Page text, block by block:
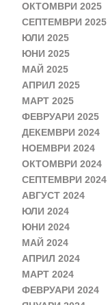
ОКТОМВРИ 2025
СЕПТЕМВРИ 2025
ЮЛИ 2025
ЮНИ 2025
МАЙ 2025
АПРИЛ 2025
МАРТ 2025
ФЕВРУАРИ 2025
ДЕКЕМВРИ 2024
НОЕМВРИ 2024
ОКТОМВРИ 2024
СЕПТЕМВРИ 2024
АВГУСТ 2024
ЮЛИ 2024
ЮНИ 2024
МАЙ 2024
АПРИЛ 2024
МАРТ 2024
ФЕВРУАРИ 2024